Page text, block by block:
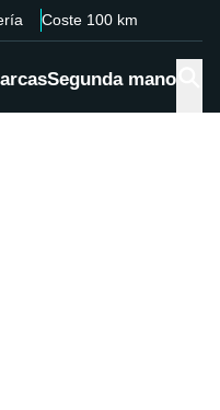
Coste 100 km
Segunda mano